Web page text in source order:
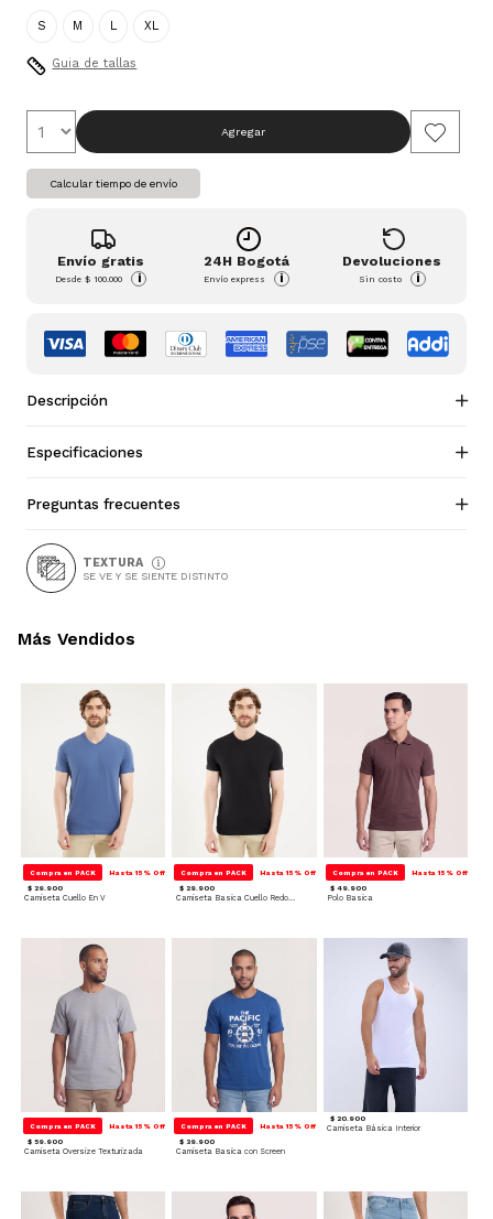
S M L XL
Guia de tallas
Agregar
Calcular tiempo de envío
Envío gratis
Desde$ 100.000 i
24H Bogotá
Envío express i
Devoluciones
Sin costo i
Descripción
Especificaciones
Preguntas frecuentes
TEXTURA
SE VE Y SE SIENTE DISTINTO
Compra en PACK Hasta 15% Off
$ 29.900
Camiseta Cuello En V
Compra en PACK Hasta 15% Off
$ 29.900
Camiseta Basica Cuello Redondo
Compra en PACK Hasta 15% Off
$ 49.900
Polo Basica
Compra en PACK Hasta 15% Off
$ 59.900
Camiseta Oversize Texturizada
Compra en PACK Hasta 15% Off
$ 39.900
Camiseta Basica con Screen
$ 20.900
Camiseta Básica Interior
Más Vendidos